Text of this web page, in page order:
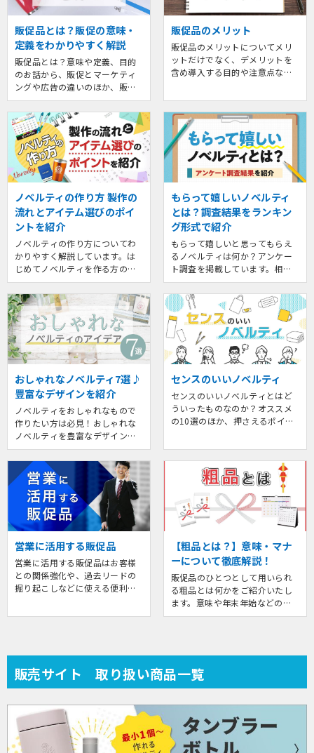
販促品とは？販促の意味・
定義をわかりやすく解説
販促品とは？意味や定義、目的
のお話から、販促とマーケティ
ングや広告の違いのほか、販促
品の種類とそれぞれの特徴な
ど、販促品を使う前に押さえて
おきたい基本的な情報をご紹介
します。
販促品のメリット
販促品のメリットについてメリ
ットだけでなく、デメリットを
含め導入する目的や注意点など
す。
ノベルティの作り方 製作の
流れとアイテム選びのポイ
ントを紹介
ノベルティの作り方についてわ
かりやすく解説しています。は
じめてノベルティを作る方のた
めに、アイテム選びのポイント
や、作成の流れのほか、既製品
名入れやOEMなどの方法につい
て紹介しています。
もらって嬉しいノベルティ
とは？調査結果をランキン
グ形式で紹介
もらって嬉しいと思ってもらえ
るノベルティは何か？アンケー
ト調査を掲載しています。相手
に喜ばれやすいアイテムについ
てもランキング形式でご確認い
ただけます。また、嬉しいと思
ってもらえるノベルティの特徴
についても解説。ノベルティ選
びの参考にしてみてください。
おしゃれなノベルティ7選♪
豊富なデザインを紹介
ノベルティをおしゃれなもので
作りたい方は必見！おしゃれな
ノベルティを豊富なデザインイ
メージと共にご提案。アイテム
ごとにおしゃれに仕上げるポイ
ントや、作り方のアドバイスも
紹介しています。
センスのいいノベルティ
センスのいいノベルティとはど
ういったものなのか？オススメ
の10選のほか、押さえるポイン
営業に活用する販促品
営業に活用する販促品はお客様
との関係強化や、過去リードの
掘り起こしなどに使える便利な
【粗品とは？】意味・マナ
ーについて徹底解説！
販促品のひとつとして用いられ
る粗品とは何かをご紹介いたし
ます。意味や年末年始などのイ
ベントのほか、マナー、注意点
販売サイト 取り扱い商品一覧